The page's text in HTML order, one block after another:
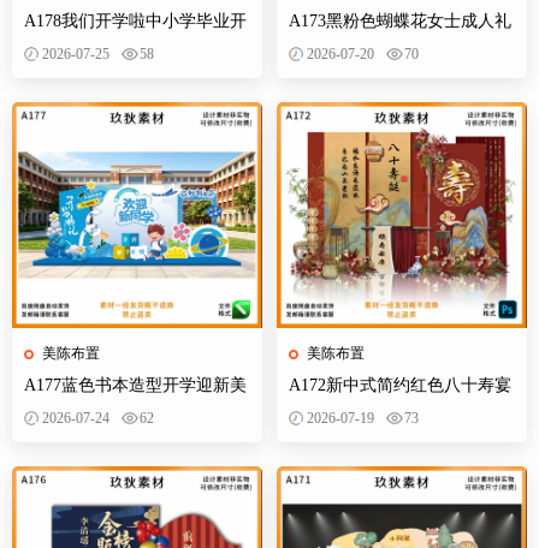
A178我们开学啦中小学毕业开
学季拍照打卡美陈布置素材
2026-07-25 58
美陈布置
A177蓝色书本造型开学迎新美
陈KT板欢迎新同学开学典礼合
2026-07-24 62
A173黑粉色蝴蝶花女士成人礼
生日典礼庆典网红装饰布置PS
2026-07-20 70
美陈布置
A172新中式简约红色八十寿宴
生日宴舞台迎宾区背景布置
2026-07-19 73